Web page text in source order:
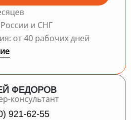
и СНГ
от 40 рабочих дней
ФЕДОРОВ
консультант
921-62-55